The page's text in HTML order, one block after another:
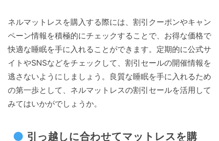
ネルマットレスを購入する際には、割引クーポンやキャン
ペーン情報を積極的にチェックすることで、お得な価格で
快適な睡眠を手に入れることができます。定期的に公式サ
イトやSNSなどをチェックして、割引セールの開催情報を
逃さないようにしましょう。良質な睡眠を手に入れるため
の第一歩として、ネルマットレスの割引セールを活用して
みてはいかがでしょうか。
引っ越しに合わせてマットレスを購